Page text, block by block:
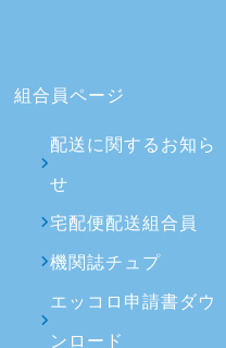
組合員ページ
配送に関するお知ら
せ
宅配便配送組合員
機関誌チュプ
エッコロ申請書ダウ
ンロード